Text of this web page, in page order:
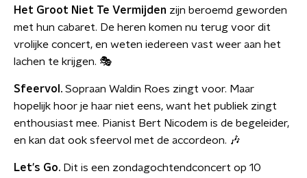
Het Groot Niet Te Vermijden zijn beroemd geworden
met hun cabaret. De heren komen nu terug voor dit
vrolijke concert, en weten iedereen vast weer aan het
lachen te krijgen. 🎭
Sfeervol. Sopraan Waldin Roes zingt voor. Maar
hopelijk hoor je haar niet eens, want het publiek zingt
enthousiast mee. Pianist Bert Nicodem is de begeleider,
en kan dat ook sfeervol met de accordeon. 🎶
Let's Go. Dit is een zondagochtendconcert op 10